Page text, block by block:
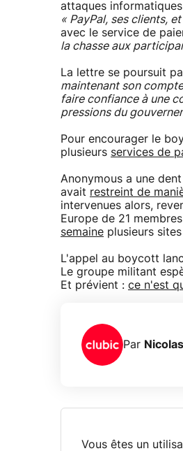
attaques
« PayPal, ses clients,
avec le service de
la chasse aux
La lettre se poursuit
maintenant son
faire confiance à une
pressions du
Pour encourager le
plusieurs services de
Anonymous a une
avait restreint de
intervenues alors,
Europe de 21
semaine plusieurs
L'appel au boycott
Le groupe militant
Et prévient : ce n'est
Par
Vous êtes un